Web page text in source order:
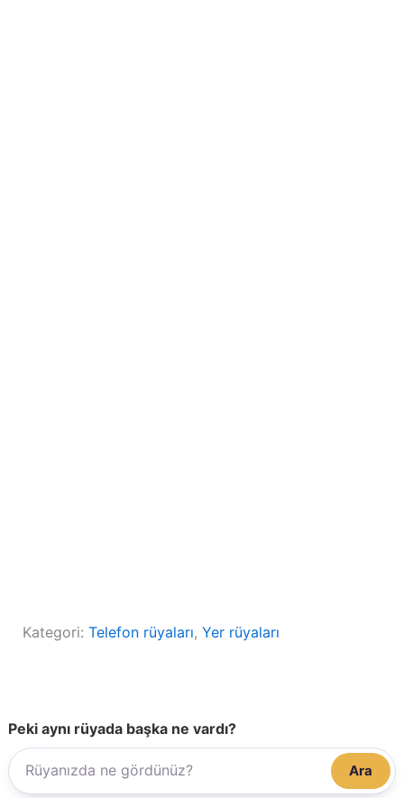
Kategori: Telefon rüyaları, Yer rüyaları
Peki aynı rüyada başka ne vardı?
Ara